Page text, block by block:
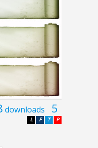
downloads 5
P
T
F
L